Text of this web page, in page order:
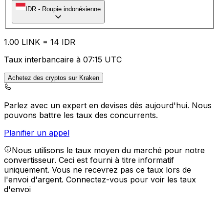
IDR - Roupie indonésienne
1.00 LINK = 14 IDR
Taux interbancaire à 07:15 UTC
Achetez des cryptos sur Kraken
Parlez avec un expert en devises dès aujourd'hui. Nous
pouvons battre les taux des concurrents.
Planifier un appel
Nous utilisons le taux moyen du marché pour notre
convertisseur. Ceci est fourni à titre informatif
uniquement. Vous ne recevrez pas ce taux lors de
l'envoi d'argent. Connectez-vous pour voir les taux
d'envoi